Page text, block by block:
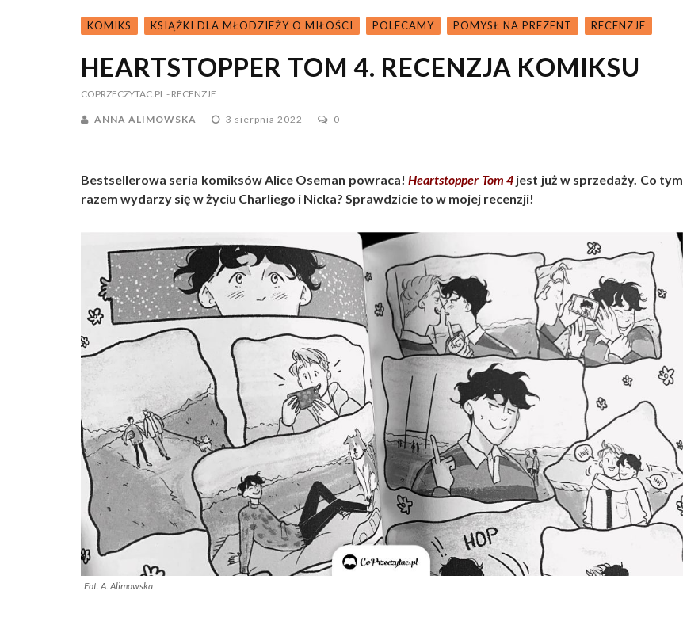
KOMIKS KSIĄŻKI DLA MŁODZIEŻY O MIŁOŚCI POLECAMY POMYSŁ NA PREZENT RECENZJE
HEARTSTOPPER TOM 4. RECENZJA KOMIKSU
COPRZECZYTAC.PL- RECENZJE
ANNA ALIMOWSKA 3 sierpnia 2022 0
Bestsellerowa seria komiksów Alice Oseman powraca!Heartstopper Tom 4jest już w sprzedaży. Co tym
razem wydarzy się w życiu Charliego i Nicka? Sprawdzicie to w mojej recenzji!
Fot. A. Alimowska